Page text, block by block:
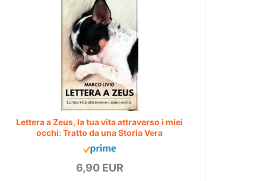
Lettera a Zeus, la tua vita attraverso i miei
occhi: Tratto da una Storia Vera
6,90 EUR